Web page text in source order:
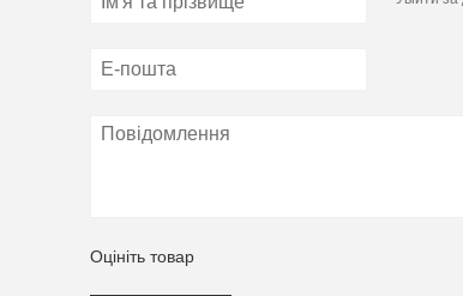
Оцініть товар